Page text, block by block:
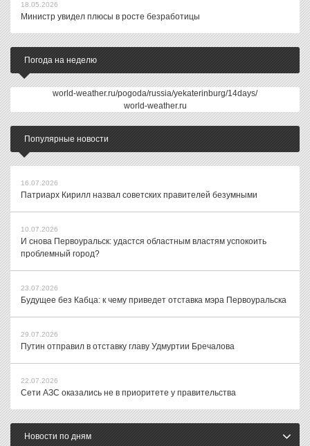
18.05.2026
Министр увидел плюсы в росте безработицы
Погода на неделю
world-weather.ru/pogoda/russia/yekaterinburg/14days/
world-weather.ru
Популярные новости
16.07.2026
Патриарх Кирилл назвал советских правителей безумными
10.07.2026
И снова Первоуральск: удастся областным властям успокоить
проблемный город?
23.07.2026
Будущее без Кабца: к чему приведет отставка мэра Первоуральска
29.07.2026
Путин отправил в отставку главу Удмуртии Бречалова
22.07.2026
Сети АЗС оказались не в приоритете у правительства
Новости по дням